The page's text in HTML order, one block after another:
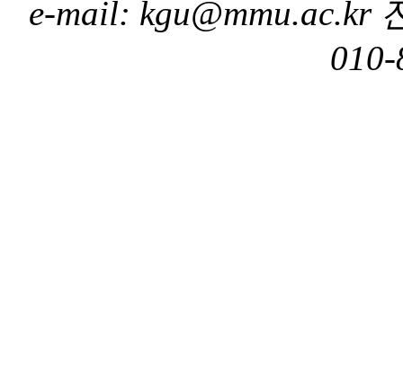
e-mail: kgu@mmu.ac.kr